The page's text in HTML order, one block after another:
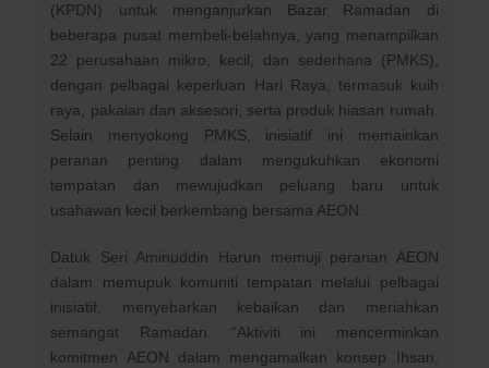
(KPDN) untuk menganjurkan Bazar Ramadan di
beberapa pusat membeli-belahnya, yang menampilkan
22 perusahaan mikro, kecil, dan sederhana (PMKS),
dengan pelbagai keperluan Hari Raya, termasuk kuih
raya, pakaian dan aksesori, serta produk hiasan rumah.
Selain menyokong PMKS, inisiatif ini memainkan
peranan penting dalam mengukuhkan ekonomi
tempatan dan mewujudkan peluang baru untuk
usahawan kecil berkembang bersama AEON.
Datuk Seri Aminuddin Harun memuji peranan AEON
dalam memupuk komuniti tempatan melalui pelbagai
inisiatif, menyebarkan kebaikan dan meriahkan
semangat Ramadan. “Aktiviti ini mencerminkan
komitmen AEON dalam mengamalkan konsep Ihsan,